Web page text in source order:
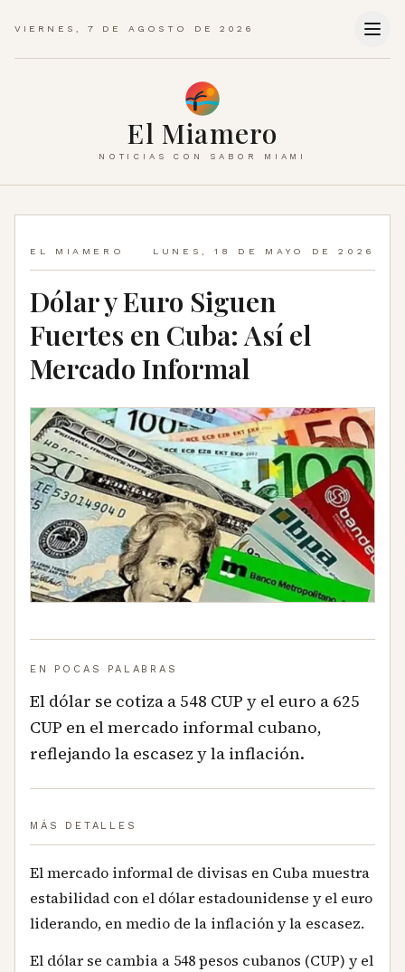
VIERNES, 7 DE AGOSTO DE 2026
El Miamero
NOTICIAS CON SABOR MIAMI
EL MIAMERO LUNES, 18 DE MAYO DE 2026
Dólar y Euro Siguen
Fuertes en Cuba: Así el
Mercado Informal
EN POCAS PALABRAS
El dólar se cotiza a 548 CUP y el euro a 625
CUP en el mercado informal cubano,
reflejando la escasez y la inflación.
MÁS DETALLES
El mercado informal de divisas en Cuba muestra
estabilidad con el dólar estadounidense y el euro
liderando, en medio de la inflación y la escasez.
El dólar se cambia a 548 pesos cubanos (CUP) y el